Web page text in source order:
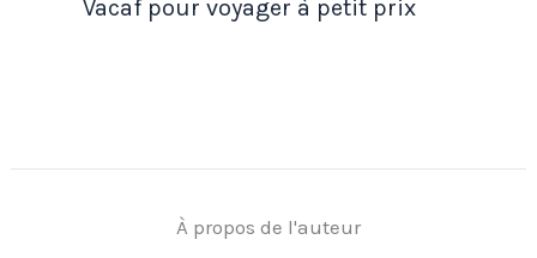
Vacaf pour voyager à petit prix
À propos de l'auteur